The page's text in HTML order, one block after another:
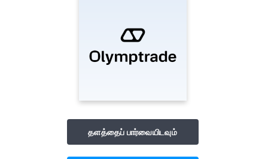
தளத்தைப் பார்வையிடவும்